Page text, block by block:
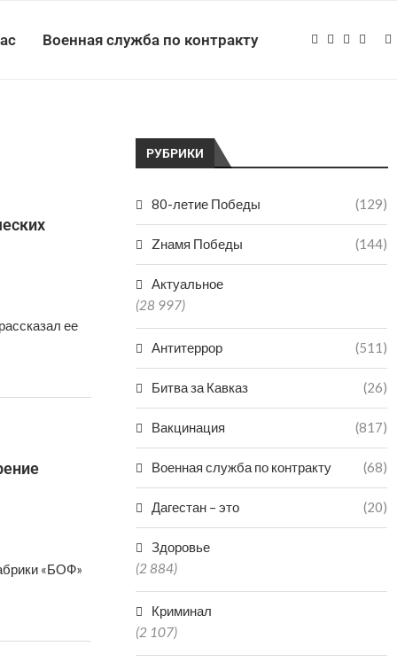
Военная служба по контракту
ее
«БОФ»
РУБРИКИ
80-летие Победы (129)
Zнамя Победы (144)
Актуальное
(28 997)
Антитеррор (511)
Битва за Кавказ (26)
Вакцинация (817)
Военная служба по контракту (68)
Дагестан – это (20)
Здоровье
(2 884)
Криминал
(2 107)